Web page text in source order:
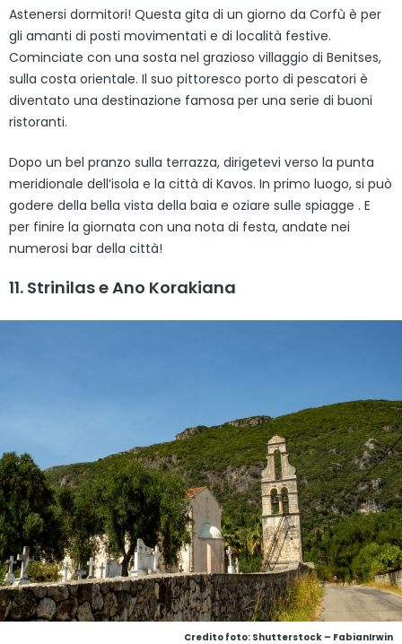
Astenersi dormitori! Questa gita di un giorno da Corfù è per
gli amanti di posti movimentati e di località festive.
Cominciate con una sosta nel grazioso villaggio di Benitses,
sulla costa orientale. Il suo pittoresco porto di pescatori è
diventato una destinazione famosa per una serie di buoni
ristoranti.
Dopo un bel pranzo sulla terrazza, dirigetevi verso la punta
meridionale dell’isola e la città di Kavos. In primo luogo, si può
godere della bella vista della baia e oziare sulle spiagge . E
per finire la giornata con una nota di festa, andate nei
numerosi bar della città!
11. Strinilas e Ano Korakiana
Credito foto: Shutterstock – FabianIrwin